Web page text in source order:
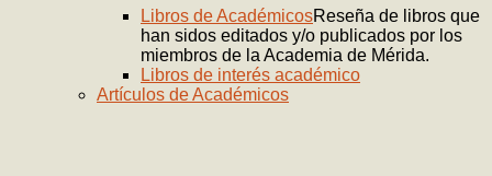
Libros de AcadémicosReseña de libros que
han sidos editados y/o publicados por los
miembros de la Academia de Mérida.
Libros de interés académico
Artículos de Académicos